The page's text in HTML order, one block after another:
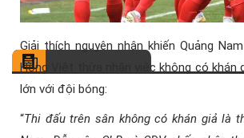
Giải thích nguyên nhân khiến Quảng
Hồng Việt thừa nhận việc không có
lớn với đội bóng:
“Thi đấu trên sân không có khán giả là